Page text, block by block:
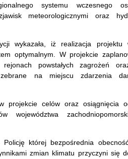
systemu wczesnego
meteorologicznymi oraz
wykazała, iż realizacja projektu
optymalnym. W projekcie
powstałych zagrożeń
na miejscu zdarzenia
projekcie celów oraz osiągnięcia
województwa
której bezpośrednia
zmian klimatu przyczyni się